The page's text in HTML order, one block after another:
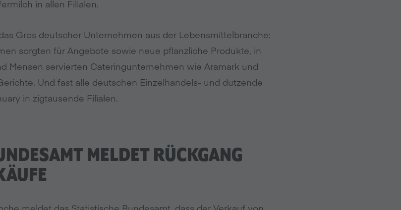
in allen Filialen.
Gros deutscher Unternehmen aus der Lebensmittelbranche:
sorgten für Angebote sowie neue pflanzliche Produkte, in
Mensen servierten Cateringunternehmen wie Aramark und
Und fast alle deutschen Einzelhandels- und dutzende
in zigtausende Filialen.
MELDET RÜCKGANG